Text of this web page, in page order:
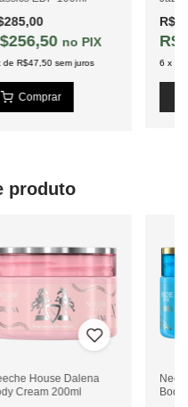
PIX
de R$47,50 sem juros 6 x
produto
House Dalena
Cream 200ml
Body